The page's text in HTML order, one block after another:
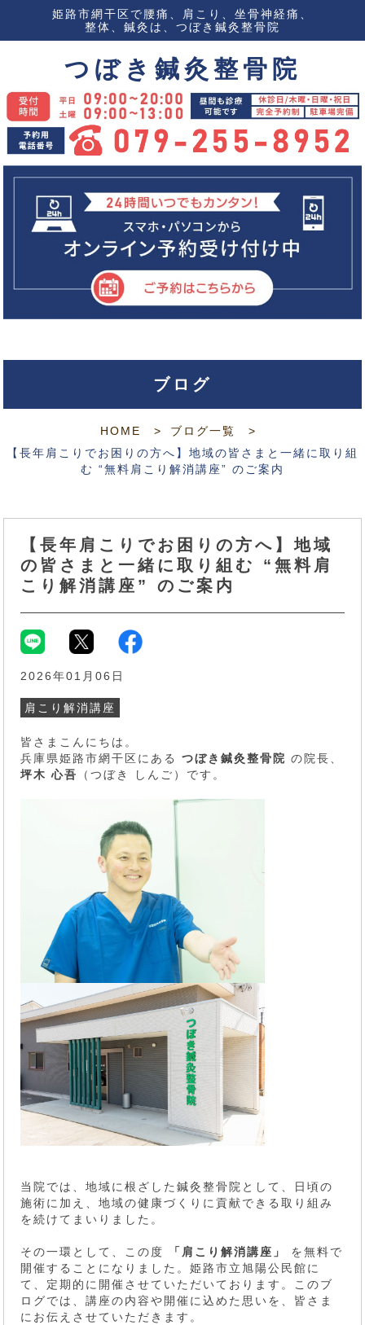
姫路市網干区で腰痛、肩こり、坐骨神経痛、
整体、鍼灸は、つぼき鍼灸整骨院
つぼき鍼灸整骨院
ブログ
HOME
ブログ一覧
【長年肩こりでお困りの方へ】地域の皆さまと一緒に取り組
む “無料肩こり解消講座” のご案内
【長年肩こりでお困りの方へ】地域
の皆さまと一緒に取り組む “無料肩
こり解消講座” のご案内
2026年01月06日
肩こり解消講座
皆さまこんにちは。
兵庫県姫路市網干区にあるつぼき鍼灸整骨院 の院長、
坪木 心吾
（つぼき しんご）です。
当院では、地域に根ざした鍼灸整骨院として、日頃の
施術に加え、地域の健康づくりに貢献できる取り組み
を続けてまいりました。
その一環として、この度 「肩こり解消講座」
を無料で
開催することになりました。姫路市立旭陽公民館に
て、定期的に開催させていただいております。このブ
ログでは、講座の内容や開催に込めた思いを、皆さま
にお伝えさせていただきます。